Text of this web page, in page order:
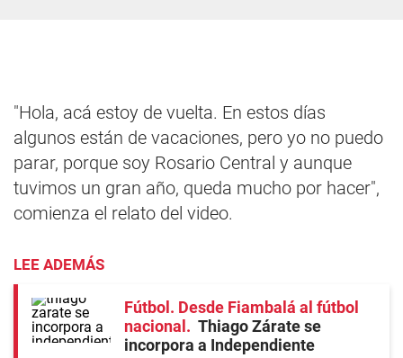
"Hola, acá estoy de vuelta. En estos días
algunos están de vacaciones, pero yo no puedo
parar, porque soy Rosario Central y aunque
tuvimos un gran año, queda mucho por hacer",
comienza el relato del video.
LEE ADEMÁS
Fútbol. Desde Fiambalá al fútbol
nacional
Thiago Zárate se
incorpora a Independiente